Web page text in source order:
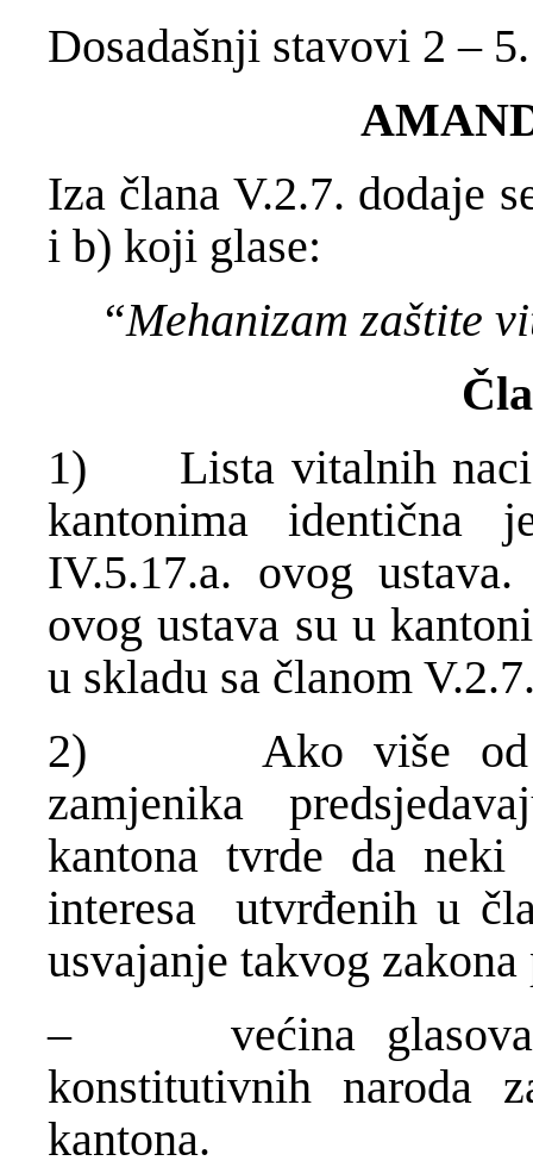
Dosadašnji stavovi 2 –
Iza člana V.2.7. dodaje
i b) koji glase:
“Mehanizam zaštite
1) Lista vitalnih
kantonima
IV.5.17.a. ovog
ovog ustava su u
u skladu sa članom
2) Ako više od
zamjenika
kantona tvrde da
interesa utvrđenih u
usvajanje takvog zakona
– većina glasova
konstitutivnih naroda
kantona.